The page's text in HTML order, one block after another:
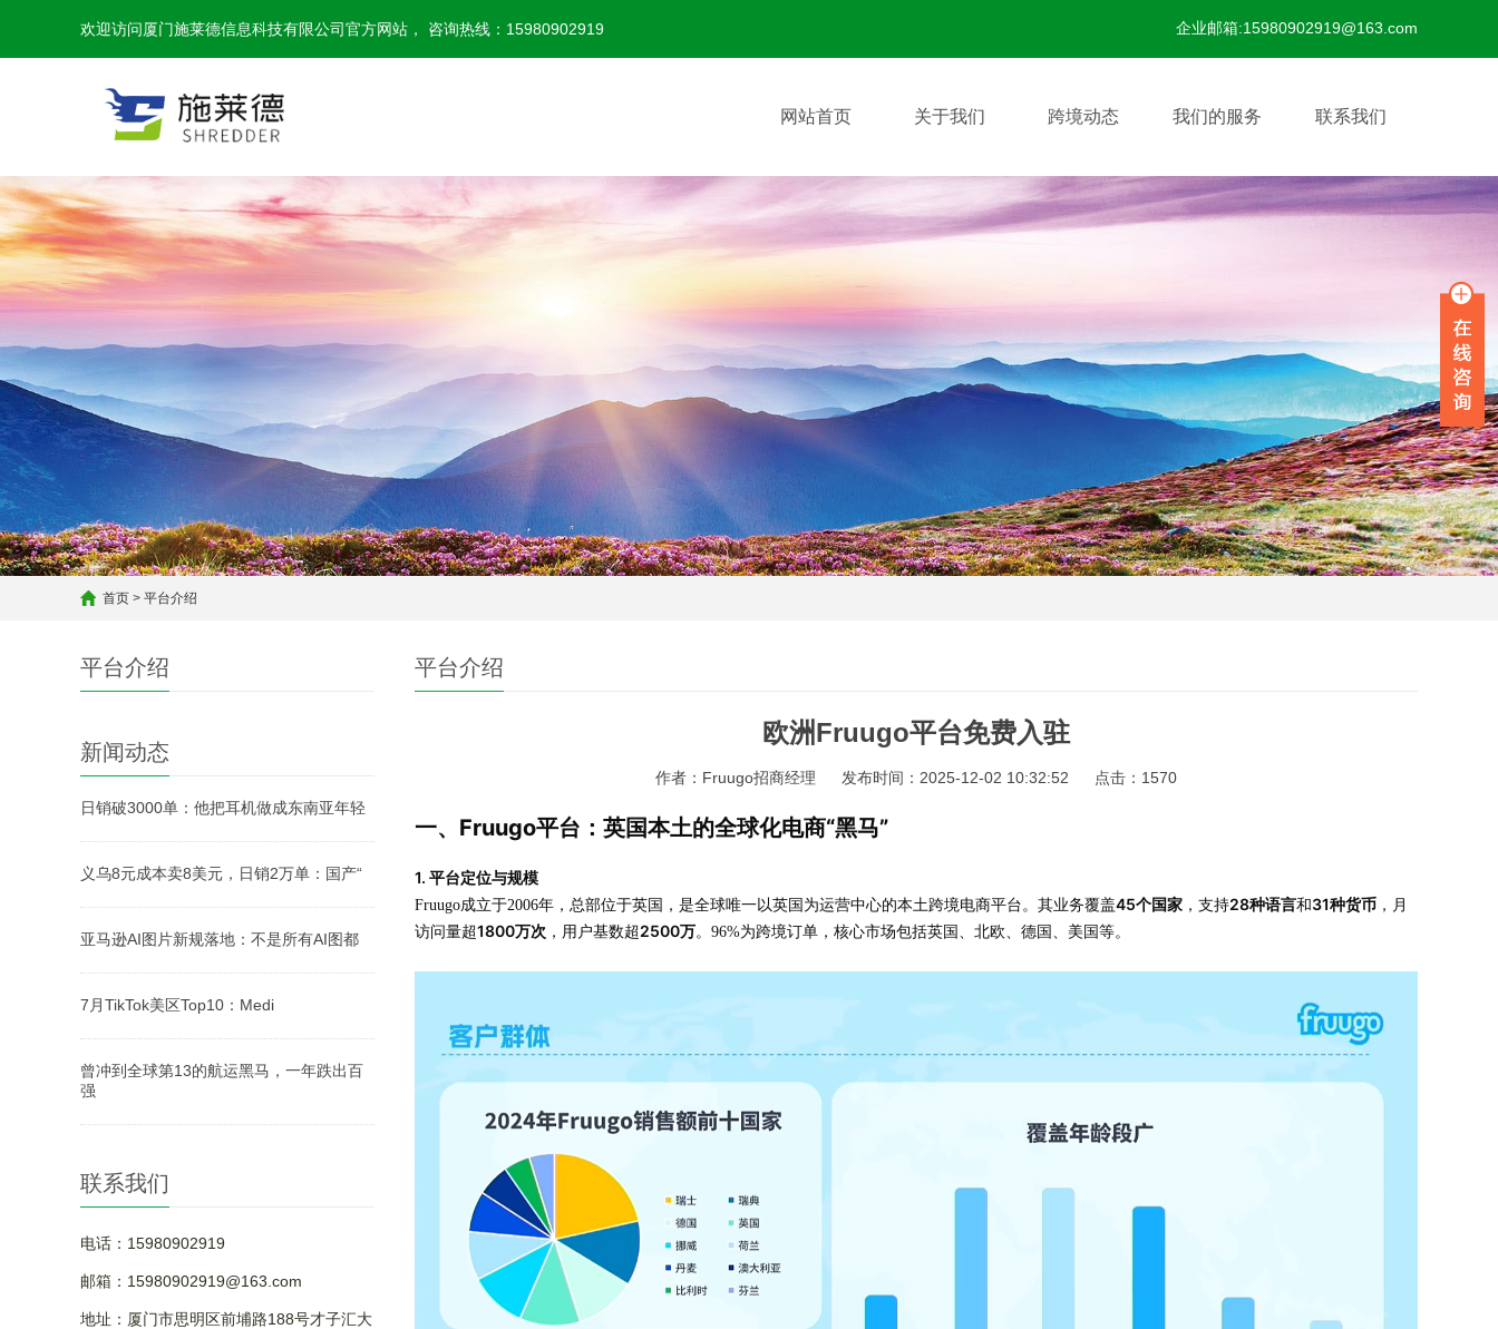
欢迎访问厦门施莱德信息科技有限公司官方网站， 咨询热线：15980902919 企业邮箱:15980902919@163.com
网站首页 关于我们 跨境动态 我们的服务 联系我们
首页 > 平台介绍
平台介绍
新闻动态
日销破3000单：他把耳机做成东南亚年轻
义乌8元成本卖8美元，日销2万单：国产“
亚马逊AI图片新规落地：不是所有AI图都
7月TikTok美区Top10：Medi
曾冲到全球第13的航运黑马，一年跌出百
强
联系我们
电话：15980902919
邮箱：15980902919@163.com
地址：厦门市思明区前埔路188号才子汇大
平台介绍
欧洲Fruugo平台免费入驻
作者：Fruugo招商经理 发布时间：2025-12-02 10:32:52 点击： 1570
一、Fruugo平台：英国本土的全球化电商“黑马”
1. 平台定位与规模
Fruugo成立于2006年，总部位于英国，是全球唯一以英国为运营中心的本土跨境电商平台。其业务覆盖45个国家 ，支持28种语言和 31种货币 ，月
访问量超1800万次 ，用户基数超 2500万。96%为跨境订单，核心市场包括英国、北欧、德国、美国等。